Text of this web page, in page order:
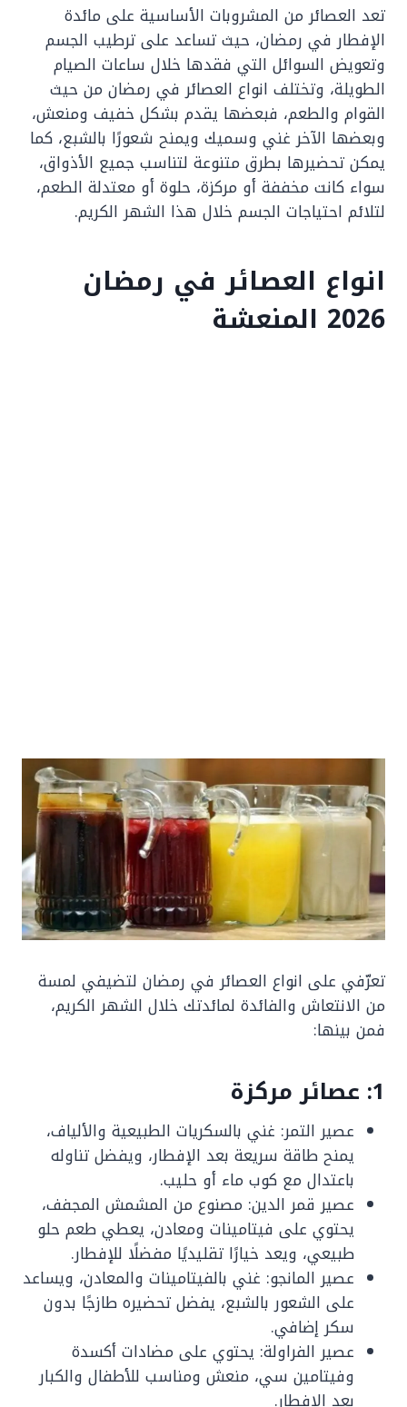
تعد العصائر من المشروبات الأساسية على مائدة
الإفطار في رمضان، حيث تساعد على ترطيب الجسم
وتعويض السوائل التي فقدها خلال ساعات الصيام
الطويلة، وتختلف انواع العصائر في رمضان من حيث
القوام والطعم، فبعضها يقدم بشكل خفيف ومنعش،
وبعضها الآخر غني وسميك ويمنح شعورًا بالشبع، كما
يمكن تحضيرها بطرق متنوعة لتناسب جميع الأذواق،
سواء كانت مخففة أو مركزة، حلوة أو معتدلة الطعم،
لتلائم احتياجات الجسم خلال هذا الشهر الكريم.
انواع العصائر في رمضان
2026 المنعشة
تعرّفي على انواع العصائر في رمضان لتضيفي لمسة
من الانتعاش والفائدة لمائدتك خلال الشهر الكريم،
فمن بينها:
1: عصائر مركزة
عصير التمر: غني بالسكريات الطبيعية والألياف،
يمنح طاقة سريعة بعد الإفطار، ويفضل تناوله
باعتدال مع كوب ماء أو حليب.
عصير قمر الدين: مصنوع من المشمش المجفف،
يحتوي على فيتامينات ومعادن، يعطي طعم حلو
طبيعي، ويعد خيارًا تقليديًا مفضلًا للإفطار.
عصير المانجو: غني بالفيتامينات والمعادن، ويساعد
على الشعور بالشبع، يفضل تحضيره طازجًا بدون
سكر إضافي.
عصير الفراولة: يحتوي على مضادات أكسدة
وفيتامين سي، منعش ومناسب للأطفال والكبار
بعد الإفطار.